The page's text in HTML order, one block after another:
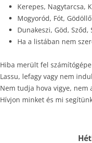
Kerepes, Nagytarcsa,
Mogyoród, Fót,
Dunakeszi, Göd, Sződ,
Ha a listában nem
Hiba merült fel
Lassu, lefagy vagy nem
Nem tudja hova vigye, nem
Hívjon minket és mi